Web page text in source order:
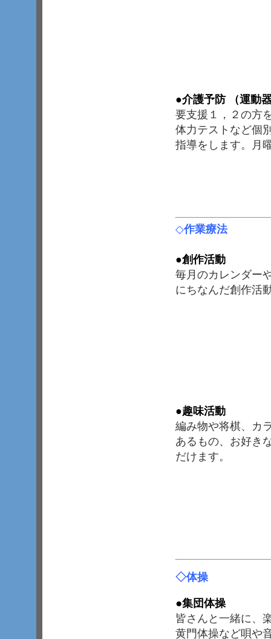
●介護予防 （運動
要支援１，２の方
体力テストなど個
指導をします。月
◇作業療法
●創作活動
毎月のカレンダー
にちなんだ創作活
●趣味活動
編み物や将棋、カ
あるもの、お好き
だけます。
◇体操
●集団体操
皆さんと一緒に、
黄門体操など唄や